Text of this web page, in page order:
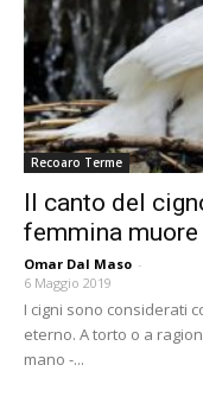
Recoaro Terme
Il canto del
femmina muore
Omar Dal Maso -
6 Maggio 2019
I cigni sono considerati
eterno. A torto o a
mano -...